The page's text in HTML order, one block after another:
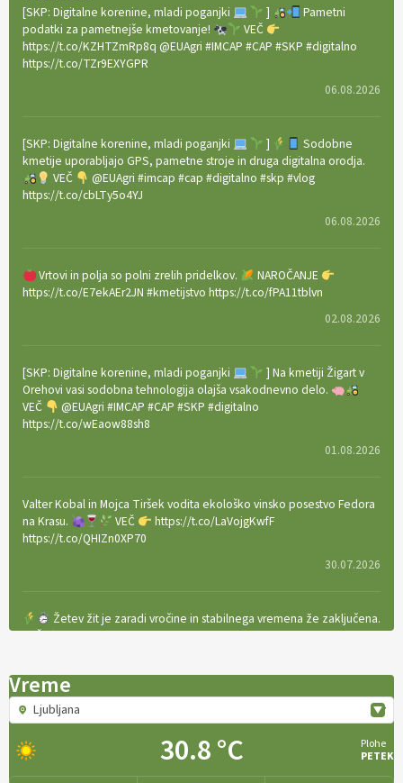
[SKP: Digitalne korenine, mladi poganjki ]
Pametni
podatki za pametnejše kmetovanje!
VEČ
https://t.co/KZHTZmRp8q @EUAgri #IMCAP #CAP #SKP #digitalno
https://t.co/TZr9EXYGPR
06.08.2026
[SKP: Digitalne korenine, mladi poganjki ]
Sodobne
kmetije uporabljajo GPS, pametne stroje in druga digitalna orodja.
VEČ
@EUAgri #imcap #cap #digitalno #skp #vlog
https://t.co/cbLTy5o4YJ
06.08.2026
Vrtovi in polja so polni zrelih pridelkov.
NAROČANJE
https://t.co/E7ekAEr2JN #kmetijstvo https://t.co/fPA11tblvn
02.08.2026
[SKP: Digitalne korenine, mladi poganjki
] Na kmetiji Žigart v
Orehovi vasi sodobna tehnologija olajša vsakodnevno delo.
VEČ
@EUAgri #IMCAP #CAP #SKP #digitalno
https://t.co/wEaow88sh8
01.08.2026
Valter Kobal in Mojca Tiršek vodita ekološko vinsko posestvo Fedora
na Krasu.
VEČ
https://t.co/LaVojgKwfF
https://t.co/QHIZn0XP70
30.07.2026
Žetev žit je zaradi vročine in stabilnega vremena že zaključena.
VEČ
https://t.co/bBWaIz6Hhh https://t.co/TtKoOF5ENS
[EKOloško = LOGIČNO
Ameriške borovnice so odlična izbira za
#IMCAP #CAP https://t.co/tQd9tB1THk
22.07.2026
Vreme
Ljubljana
30.8 °C
Plohe
PETEK